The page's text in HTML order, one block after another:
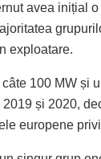
avea inițial
exploatare.
100 MW și
și 2020,
europene